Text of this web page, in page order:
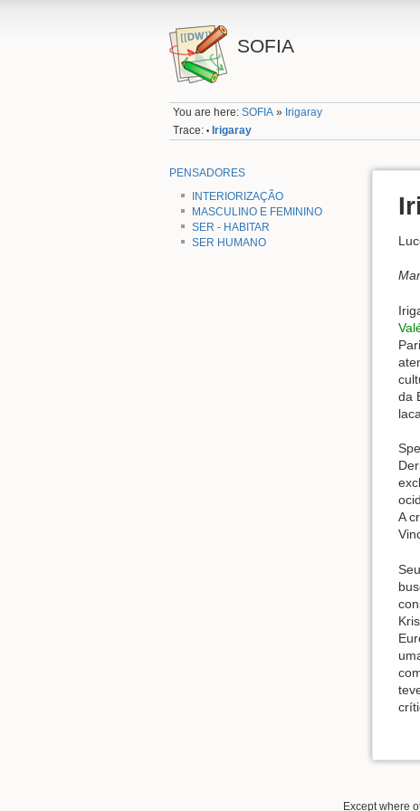
SOFIA
You are here:SOFIA » Irigaray
Trace: • Irigaray
PENSADORES
INTERIORIZAÇÃO
MASCULINO E FEMININO
SER - HABITAR
SER HUMANO
da
A
Except where